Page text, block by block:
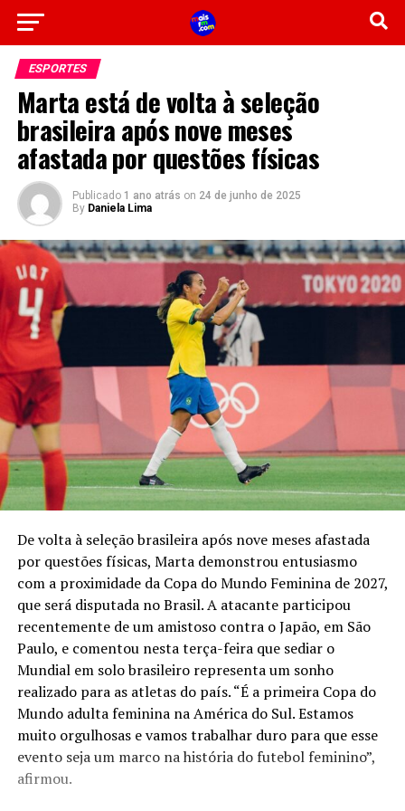
ESPORTES
Marta está de volta à seleção
brasileira após nove meses
afastada por questões físicas
Publicado 1 ano atrás on 24 de junho de 2025
By Daniela Lima
De volta à seleção brasileira após nove meses afastada
por questões físicas, Marta demonstrou entusiasmo
com a proximidade da Copa do Mundo Feminina de 2027,
que será disputada no Brasil. A atacante participou
recentemente de um amistoso contra o Japão, em São
Paulo, e comentou nesta terça-feira que sediar o
Mundial em solo brasileiro representa um sonho
realizado para as atletas do país. “É a primeira Copa do
Mundo adulta feminina na América do Sul. Estamos
muito orgulhosas e vamos trabalhar duro para que esse
evento seja um marco na história do futebol feminino”,
afirmou.